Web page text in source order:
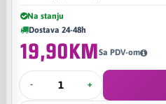
Na stanju
Dostava 24-48h
19,90KMSa PDV-om
- +